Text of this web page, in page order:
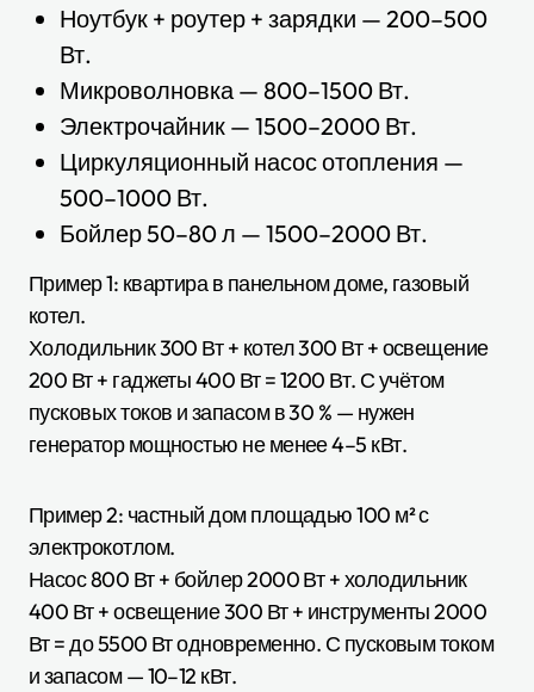
Ноутбук + роутер + зарядки — 200–500
Вт.
Микроволновка — 800–1500 Вт.
Электрочайник — 1500–2000 Вт.
Циркуляционный насос отопления —
500–1000 Вт.
Бойлер 50–80 л — 1500–2000 Вт.
Пример 1: квартира в панельном доме, газовый
котел.
Холодильник 300 Вт + котел 300 Вт + освещение
200 Вт + гаджеты 400 Вт = 1200 Вт. С учётом
пусковых токов и запасом в 30 % — нужен
генератор мощностью не менее 4–5 кВт.
Пример 2: частный дом площадью 100 м² с
электрокотлом.
Насос 800 Вт + бойлер 2000 Вт + холодильник
400 Вт + освещение 300 Вт + инструменты 2000
Вт = до 5500 Вт одновременно. С пусковым током
и запасом — 10–12 кВт.